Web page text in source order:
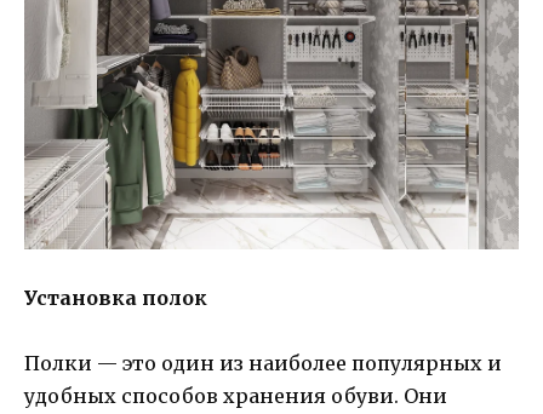
Установка полок
Полки — это один из наиболее популярных и
удобных способов хранения обуви. Они